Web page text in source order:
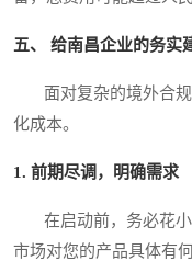
五、 给南昌企业的务实
面对复杂的境外合规
化成本。
1. 前期尽调，明确需求
在启动前，务必花小
市场对您的产品具体有